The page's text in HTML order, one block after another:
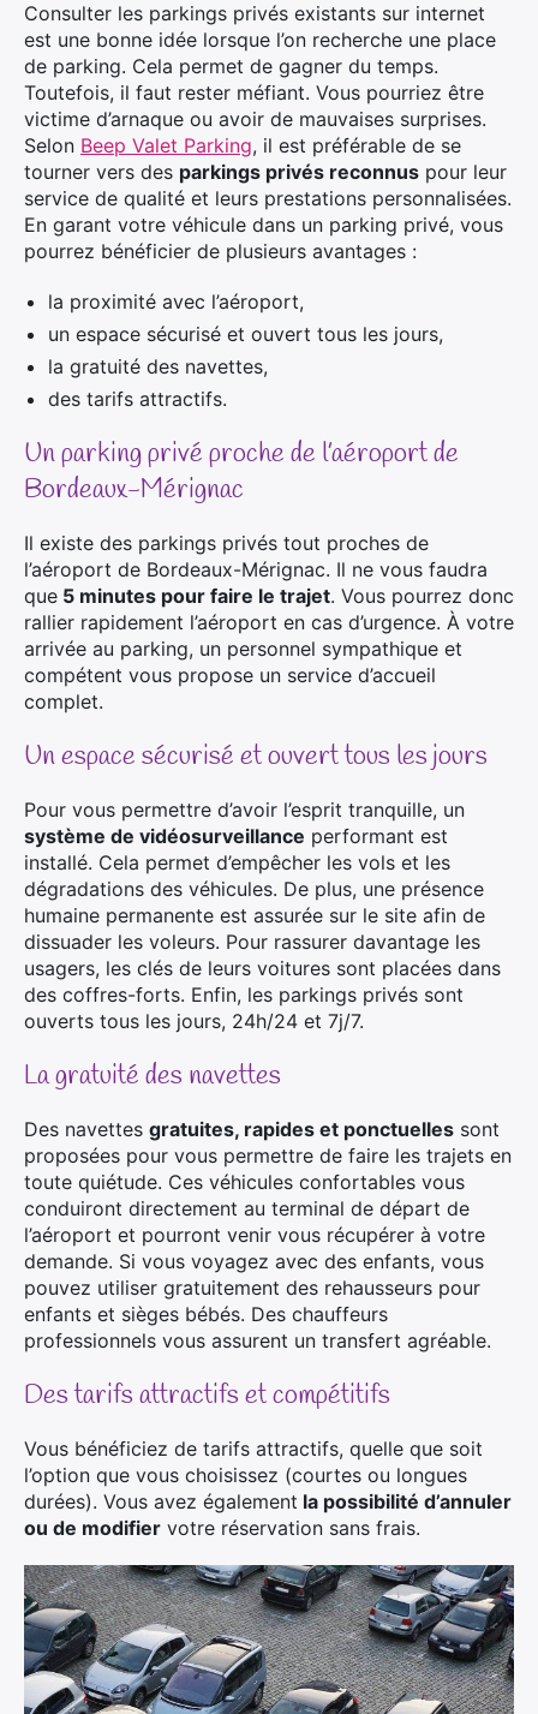
Consulter les parkings privés existants sur internet
est une bonne idée lorsque l’on recherche une place
de parking. Cela permet de gagner du temps.
Toutefois, il faut rester méfiant. Vous pourriez être
victime d’arnaque ou avoir de mauvaises surprises.
Selon Beep Valet Parking, il est préférable de se
tourner vers des parkings privés reconnus pour leur
service de qualité et leurs prestations personnalisées.
En garant votre véhicule dans un parking privé, vous
pourrez bénéficier de plusieurs avantages :
la proximité avec l’aéroport,
un espace sécurisé et ouvert tous les jours,
la gratuité des navettes,
des tarifs attractifs.
Un parking privé proche de l’aéroport​ de
Bordeaux-Mérignac​
Il existe des parkings privés tout proches de
l’aéroport de Bordeaux-Mérignac. Il ne vous faudra
que 5 minutes pour faire le trajet. Vous pourrez donc
rallier rapidement l’aéroport en cas d’urgence. À votre
arrivée au parking, un personnel sympathique et
compétent vous propose un service d’accueil
complet.
Un espace sécurisé et ouvert tous les jours
Pour vous permettre d’avoir l’esprit tranquille, un
système de vidéosurveillance performant est
installé. Cela permet d’empêcher les vols et les
dégradations des véhicules. De plus, une présence
humaine permanente est assurée sur le site afin de
dissuader les voleurs. Pour rassurer davantage les
usagers, les clés de leurs voitures sont placées dans
des coffres-forts. Enfin, les parkings privés sont
ouverts tous les jours, 24h/24 et 7j/7.
La gratuité des navettes
Des navettes gratuites, rapides et ponctuelles sont
proposées pour vous permettre de faire les trajets en
toute quiétude. Ces véhicules confortables vous
conduiront directement au terminal de départ de
l’aéroport et pourront venir vous récupérer à votre
demande. Si vous voyagez avec des enfants, vous
pouvez utiliser gratuitement des rehausseurs pour
enfants et sièges bébés. Des chauffeurs
professionnels vous assurent un transfert agréable.
Des tarifs attractifs et compétitifs
Vous bénéficiez de tarifs attractifs, quelle que soit
l’option que vous choisissez (courtes ou longues
durées). Vous avez également la possibilité d’annuler
ou de modifier votre réservation sans frais.